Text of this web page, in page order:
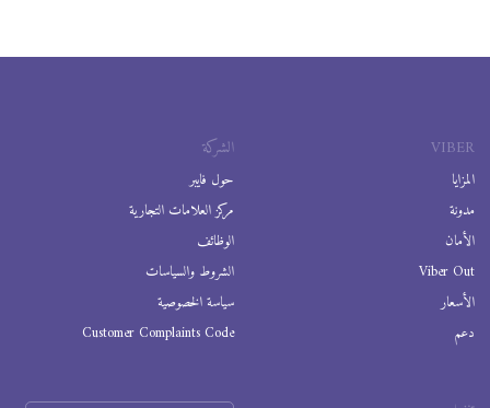
VIBER
المزايا
مدونة
الأمان
Viber Out
الأسعار
دعم
الشركة
حول فايبر
مركز العلامات التجارية
الوظائف
الشروط والسياسات
سياسة الخصوصية
Customer Complaints Code